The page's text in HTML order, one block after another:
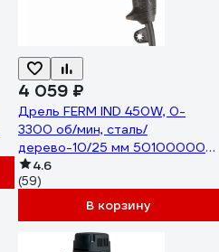
4 059 ₽
Дрель FERM IND 450W, 0-
3300 об/мин, сталь/
дерево-10/25 мм 5010000012
PDM1048P
4.6
(59)
В корзину